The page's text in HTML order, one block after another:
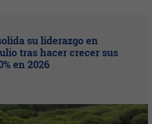
su liderazgo en
tras hacer crecer sus
en 2026